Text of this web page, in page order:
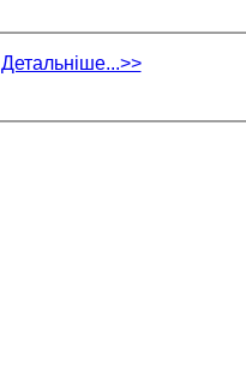
Детальніше...>>